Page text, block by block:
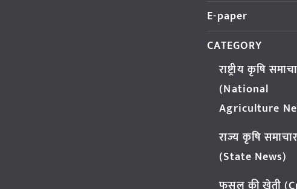
E-paper
CATEGORY
राष्ट्रीय कृषि
(National
Agriculture
राज्य कृषि समाचार
(State News)